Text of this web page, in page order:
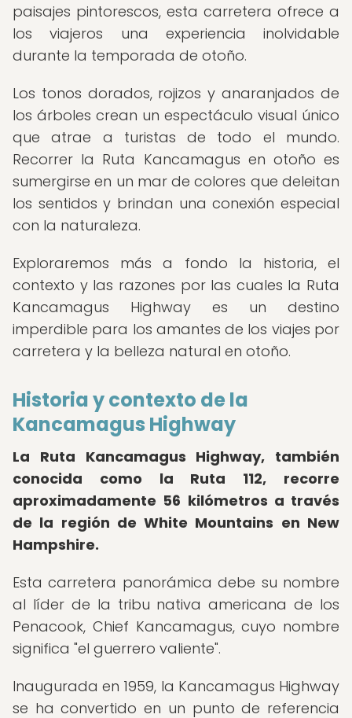
paisajes pintorescos, esta carretera ofrece a
los viajeros una experiencia inolvidable
durante la temporada de otoño.
Los tonos dorados, rojizos y anaranjados de
los árboles crean un espectáculo visual único
que atrae a turistas de todo el mundo.
Recorrer la Ruta Kancamagus en otoño es
sumergirse en un mar de colores que deleitan
los sentidos y brindan una conexión especial
con la naturaleza.
Exploraremos más a fondo la historia, el
contexto y las razones por las cuales la Ruta
Kancamagus Highway es un destino
imperdible para los amantes de los viajes por
carretera y la belleza natural en otoño.
Historia y contexto de la
Kancamagus Highway
La Ruta Kancamagus Highway, también
conocida como la Ruta 112, recorre
aproximadamente 56 kilómetros a través
de la región de White Mountains en New
Hampshire.
Esta carretera panorámica debe su nombre
al líder de la tribu nativa americana de los
Penacook, Chief Kancamagus, cuyo nombre
significa "el guerrero valiente".
Inaugurada en 1959, la Kancamagus Highway
se ha convertido en un punto de referencia